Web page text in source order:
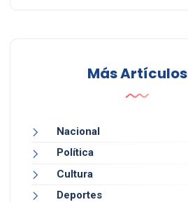
Más Artículos
Nacional
Política
Cultura
Deportes